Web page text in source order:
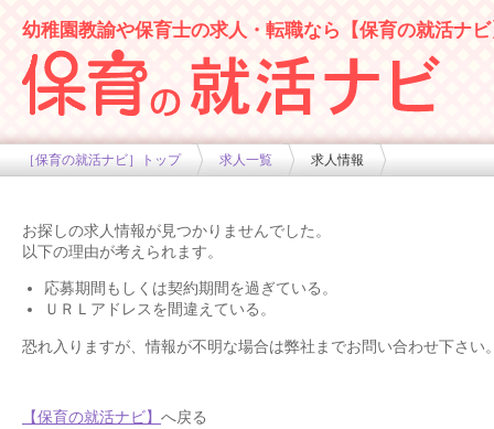
幼稚園教諭や保育士の求人・転職なら【保育の就活ナ
［保育の就活ナビ］トップ 求人一覧 求人情報
お探しの求人情報が見つかりませんでした。
以下の理由が考えられます。
応募期間もしくは契約期間を過ぎている。
ＵＲＬアドレスを間違えている。
恐れ入りますが、情報が不明な場合は弊社までお問い合わせ下さい
【保育の就活ナビ】 へ戻る